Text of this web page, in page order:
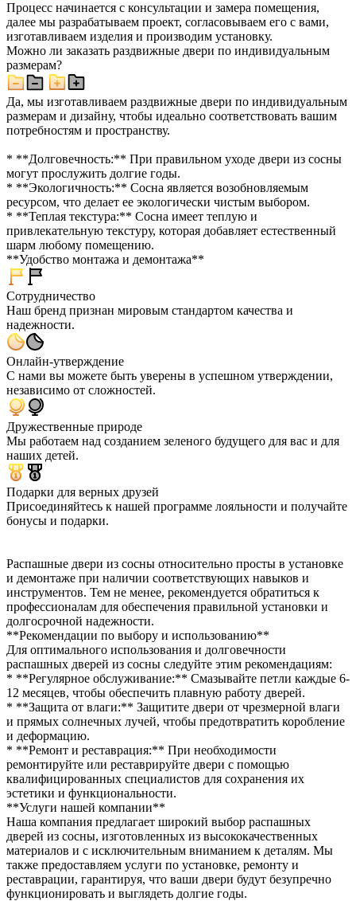
Процесс начинается с консультации и замера помещения,
далее мы разрабатываем проект, согласовываем его с вами,
изготавливаем изделия и производим установку.
Можно ли заказать раздвижные двери по индивидуальным
размерам?
Да, мы изготавливаем раздвижные двери по индивидуальным
размерам и дизайну, чтобы идеально соответствовать вашим
потребностям и пространству.
* **Долговечность:** При правильном уходе двери из сосны
могут прослужить долгие годы.
* **Экологичность:** Сосна является возобновляемым
ресурсом, что делает ее экологически чистым выбором.
* **Теплая текстура:** Сосна имеет теплую и
привлекательную текстуру, которая добавляет естественный
шарм любому помещению.
**Удобство монтажа и демонтажа**
Сотрудничество
Наш бренд признан мировым стандартом качества и
надежности.
Онлайн-утверждение
С нами вы можете быть уверены в успешном утверждении,
независимо от сложностей.
Дружественные природе
Мы работаем над созданием зеленого будущего для вас и для
наших детей.
Подарки для верных друзей
Присоединяйтесь к нашей программе лояльности и получайте
бонусы и подарки.
Распашные двери из сосны относительно просты в установке
и демонтаже при наличии соответствующих навыков и
инструментов. Тем не менее, рекомендуется обратиться к
профессионалам для обеспечения правильной установки и
долгосрочной надежности.
**Рекомендации по выбору и использованию**
Для оптимального использования и долговечности
распашных дверей из сосны следуйте этим рекомендациям:
* **Регулярное обслуживание:** Смазывайте петли каждые 6-
12 месяцев, чтобы обеспечить плавную работу дверей.
* **Защита от влаги:** Защитите двери от чрезмерной влаги
и прямых солнечных лучей, чтобы предотвратить коробление
и деформацию.
* **Ремонт и реставрация:** При необходимости
ремонтируйте или реставрируйте двери с помощью
квалифицированных специалистов для сохранения их
эстетики и функциональности.
**Услуги нашей компании**
Наша компания предлагает широкий выбор распашных
дверей из сосны, изготовленных из высококачественных
материалов и с исключительным вниманием к деталям. Мы
также предоставляем услуги по установке, ремонту и
реставрации, гарантируя, что ваши двери будут безупречно
функционировать и выглядеть долгие годы.